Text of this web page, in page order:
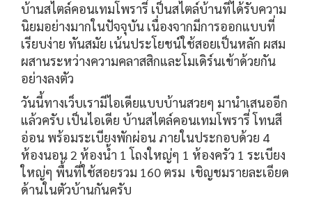
บ้านสไตล์คอนเทมโพรารี่ เป็นสไตล์บ้านที่ได้รับความ
นิยมอย่างมากในปัจจุบัน เนื่องจากมีการออกแบบที่
เรียบง่าย ทันสมัย เน้นประโยชน์ใช้สอยเป็นหลัก ผสม
ผสานระหว่างความคลาสสิกและโมเดิร์นเข้าด้วยกัน
อย่างลงตัว
วันนี้ทางเว็บเรามีไอเดียแบบบ้านสวยๆ มานำเสนออีก
แล้วครับ เป็นไอเดีย บ้านสไตล์คอนเทมโพรารี่ โทนสี
อ่อน พร้อมระเบียงพักผ่อน ภายในประกอบด้วย 4
ห้องนอน 2 ห้องน้ำ 1 โถงใหญ่ๆ 1 ห้องครัว 1 ระเบียง
ใหญ่ๆ พื้นที่ใช้สอยรวม 160 ตรม เชิญชมรายละเอียด
ด้านในตัวบ้านกันครับ